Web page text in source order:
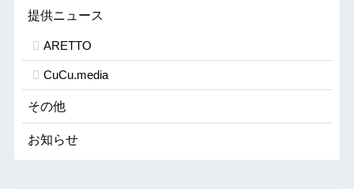
提供ニュース
ARETTO
CuCu.media
その他
お知らせ